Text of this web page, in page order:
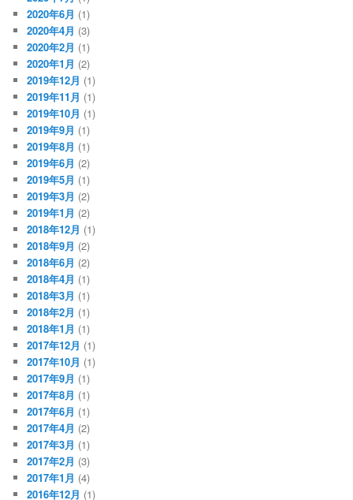
2020年6月 (1)
2020年4月 (3)
2020年2月 (1)
2020年1月 (2)
2019年12月 (1)
2019年11月 (1)
2019年10月 (1)
2019年9月 (1)
2019年8月 (1)
2019年6月 (2)
2019年5月 (1)
2019年3月 (2)
2019年1月 (2)
2018年12月 (1)
2018年9月 (2)
2018年6月 (2)
2018年4月 (1)
2018年3月 (1)
2018年2月 (1)
2018年1月 (1)
2017年12月 (1)
2017年10月 (1)
2017年9月 (1)
2017年8月 (1)
2017年6月 (1)
2017年4月 (2)
2017年3月 (1)
2017年2月 (3)
2017年1月 (4)
2016年12月 (1)